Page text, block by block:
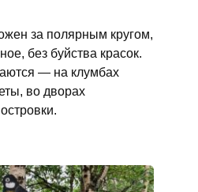
за полярным кругом,
без буйства красок.
— на клумбах
во дворах